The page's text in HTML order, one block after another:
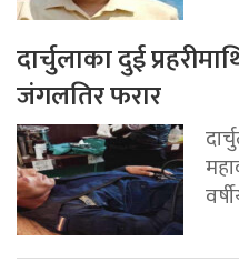
दार्चुलाका दुई
जंगलतिर फरार